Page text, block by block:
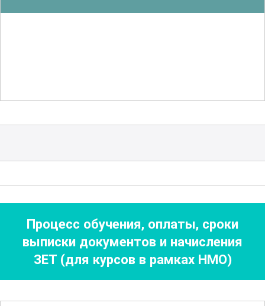
получат знания о том, как
будет освещена тема интеграции
Особое внимание уделяется вопросам
взаимодействия человека и
компьютера в медицинской практике.
Участники узнают, как внедрение
современных технологий может
улучшить качество медицинской
Процесс обучения, оплаты, сроки
выписки документов и начисления
ЗЕТ (для курсов в рамках НМО)